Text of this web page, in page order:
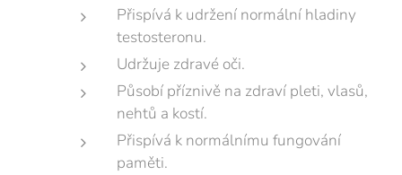
Přispívá k udržení normální hladiny
testosteronu.
Udržuje zdravé oči.
Působí příznivě na zdraví pleti, vlasů,
nehtů a kostí.
Přispívá k normálnímu fungování
paměti.